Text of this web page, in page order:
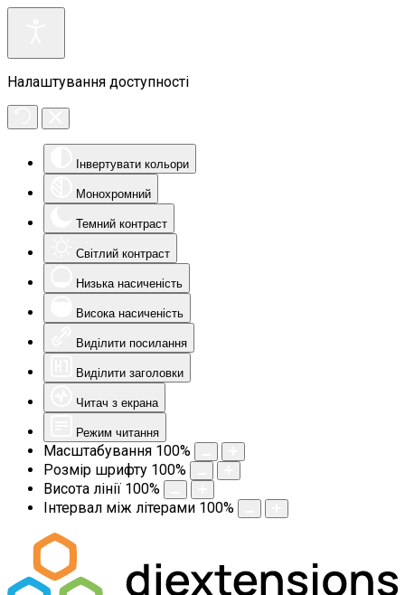
Налаштування доступності
Інвертувати кольори
Монохромний
Темний контраст
Світлий контраст
Низька насиченість
Висока насиченість
Виділити посилання
Виділити заголовки
Читач з екрана
Режим читання
Масштабування 100%
Розмір шрифту 100%
Висота лінії 100%
Інтервал між літерами 100%